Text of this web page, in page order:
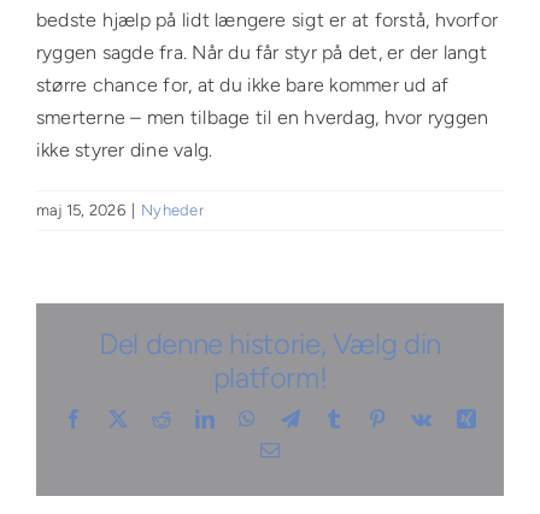
bedste hjælp på lidt længere sigt er at forstå, hvorfor
ryggen sagde fra. Når du får styr på det, er der langt
større chance for, at du ikke bare kommer ud af
smerterne – men tilbage til en hverdag, hvor ryggen
ikke styrer dine valg.
maj 15, 2026 | Nyheder
Del denne historie, Vælg din
platform!
Facebook RedditLinkedInWhatsApp
TelegramTumblr Pinterest
Vk
E-